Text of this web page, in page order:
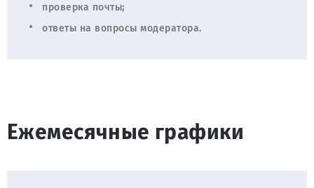
проверка почты;
ответы на вопросы модератора.
Ежемесячные графики